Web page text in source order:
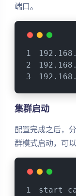
端口。
集群启动
配置完成之后，
群模式启动，可
start